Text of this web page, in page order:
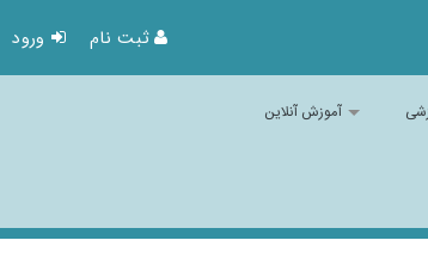
ثبت نام ورود
آموزش آنلاین